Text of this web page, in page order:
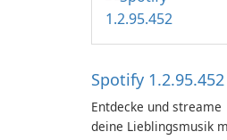
Spotify 1.2.95.452
Entdecke und streame
deine Lieblingsmusik